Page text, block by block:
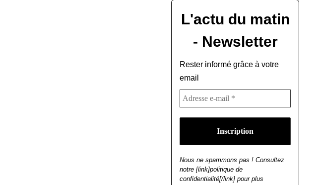
L'actu du matin
- Newsletter
Rester informé grâce à votre
email
Nous ne spammons pas ! Consultez
notre [link]politique de
confidentialité[/link] pour plus